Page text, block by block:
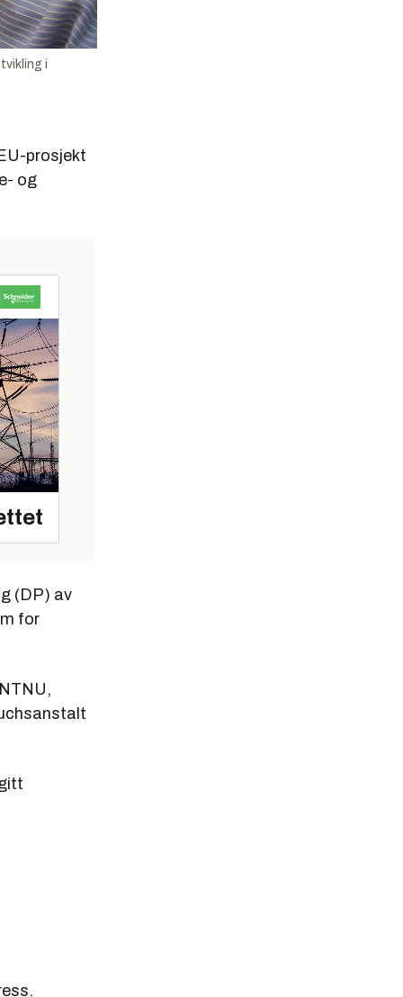
i
prosjekt
og
(DP) av
for